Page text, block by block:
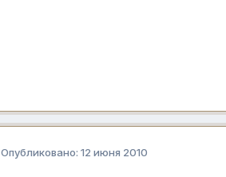
Опубликовано: 12 июня 2010